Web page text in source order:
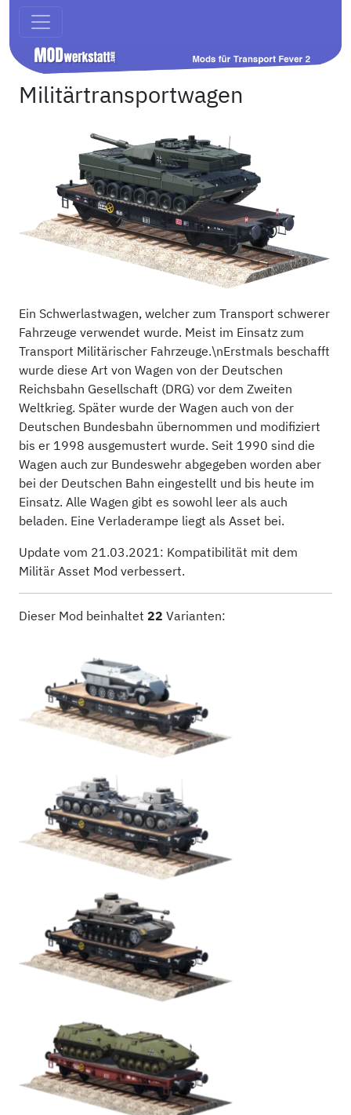
Militärtransportwagen
Ein Schwerlastwagen, welcher zum Transport schwerer
Fahrzeuge verwendet wurde. Meist im Einsatz zum
Transport Militärischer Fahrzeuge.\nErstmals beschafft
wurde diese Art von Wagen von der Deutschen
Reichsbahn Gesellschaft (DRG) vor dem Zweiten
Weltkrieg. Später wurde der Wagen auch von der
Deutschen Bundesbahn übernommen und modifiziert
bis er 1998 ausgemustert wurde. Seit 1990 sind die
Wagen auch zur Bundeswehr abgegeben worden aber
bei der Deutschen Bahn eingestellt und bis heute im
Einsatz. Alle Wagen gibt es sowohl leer als auch
beladen. Eine Verladerampe liegt als Asset bei.
Update vom 21.03.2021: Kompatibilität mit dem
Militär Asset Mod verbessert.
Dieser Mod beinhaltet 22 Varianten: